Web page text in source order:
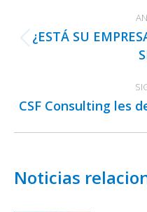
entre
publicaciones
¿ESTÁ SU
CSF Consulting les
Noticias